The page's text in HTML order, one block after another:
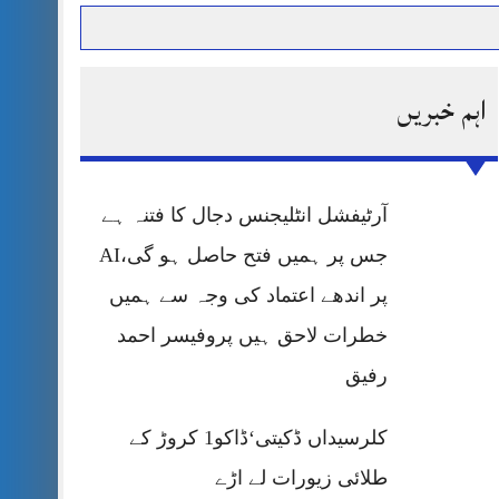
پر قربان
پریس کانفرنس
اہم خبریں
آرٹیفشل انٹلیجنس دجال کا فتنہ ہے
جس پر ہمیں فتح حاصل ہو گی،AI
پر اندھے اعتماد کی وجہ سے ہمیں
خطرات لاحق ہیں پروفیسر احمد
رفیق
کلرسیداں ڈکیتی‘ڈاکو1 کروڑ کے
طلائی زیورات لے اڑے